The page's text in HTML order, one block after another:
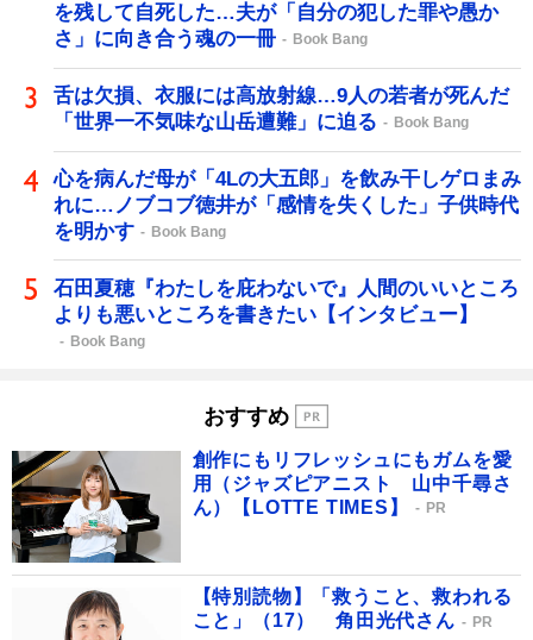
を残して自死した…夫が「自分の犯した罪や愚か
さ」に向き合う魂の一冊
Book Bang
舌は欠損、衣服には高放射線…9人の若者が死んだ
「世界一不気味な山岳遭難」に迫る
Book Bang
心を病んだ母が「4Lの大五郎」を飲み干しゲロまみ
れに…ノブコブ徳井が「感情を失くした」子供時代
を明かす
Book Bang
石田夏穂『わたしを庇わないで』人間のいいところ
よりも悪いところを書きたい【インタビュー】
Book Bang
おすすめ
創作にもリフレッシュにもガムを愛
用（ジャズピアニスト 山中千尋さ
ん）【LOTTE TIMES】
PR
【特別読物】「救うこと、救われる
こと」（17） 角田光代さん
PR